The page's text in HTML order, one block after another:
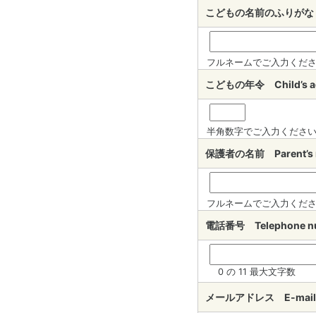
こどもの名前のふりが
フルネームでご入力くだ
こどもの年令 Child’s
半角数字でご入力くださ
保護者の名前
フルネームでご入力くだ
電話番号 Telephone
0 の 11 最大文字数
メールアドレス E-